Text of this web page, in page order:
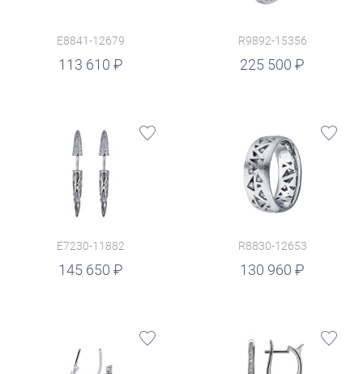
E8841-12679
113 610
R9892-15356
225 500
руб.
E7230-11882
145 650
R8830-12653
130 960
руб.